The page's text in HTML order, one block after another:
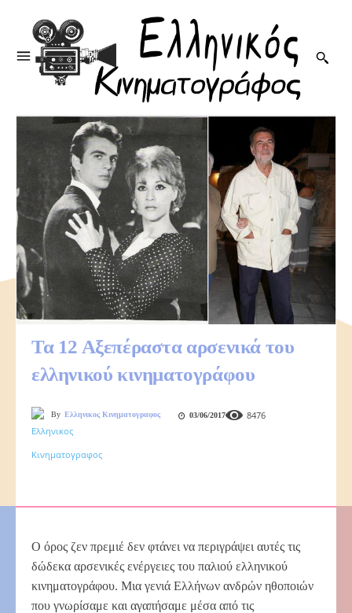
Τα 12 Αξεπέραστα αρσενικά του
ελληνικού κινηματογράφου
By Ελληνικος Κινηματογραφος 03/06/2017 8476
Ο όρος ζεν πρεμιέ δεν φτάνει να περιγράψει αυτές τις
δώδεκα αρσενικές ενέργειες του παλιού ελληνικού
κινηματογράφου. Μια γενιά Ελλήνων ανδρών ηθοποιών
που γνωρίσαμε και αγαπήσαμε μέσα από τις